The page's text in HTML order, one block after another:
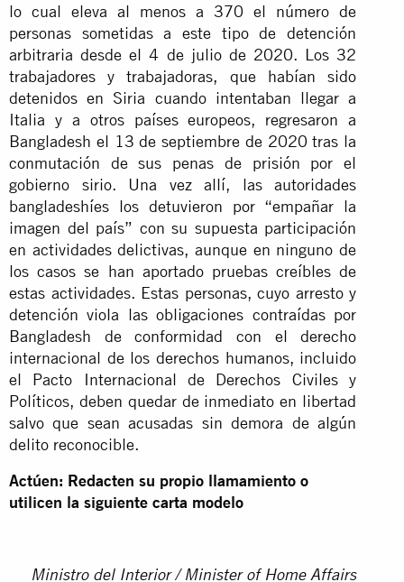
lo cual eleva al menos a 370 el número de
personas sometidas a este tipo de detención
arbitraria desde el 4 de julio de 2020. Los 32
trabajadores y trabajadoras, que habían sido
detenidos en Siria cuando intentaban llegar a
Italia y a otros países europeos, regresaron a
Bangladesh el 13 de septiembre de 2020 tras la
conmutación de sus penas de prisión por el
gobierno sirio. Una vez allí, las autoridades
bangladeshíes los detuvieron por “empañar la
imagen del país” con su supuesta participación
en actividades delictivas, aunque en ninguno de
los casos se han aportado pruebas creíbles de
estas actividades. Estas personas, cuyo arresto y
detención viola las obligaciones contraídas por
Bangladesh de conformidad con el derecho
internacional de los derechos humanos, incluido
el Pacto Internacional de Derechos Civiles y
Políticos, deben quedar de inmediato en libertad
salvo que sean acusadas sin demora de algún
delito reconocible.
Actúen: Redacten su propio llamamiento o
utilicen la siguiente carta modelo
Ministro del Interior / Minister of Home Affairs